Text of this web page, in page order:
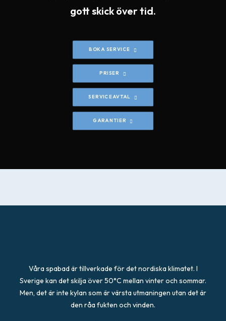
gott skick över tid.
BOKA SERVICE
PRISER
SERVICEAVTAL
GARANTIER
Våra spabad är tillverkade för det nordiska klimatet. I
Sverige kan det skilja över 50°C mellan vinter och sommar.
Men, det är inte kylan som är värsta utmaningen utan det är
den råa fukten och vinden.